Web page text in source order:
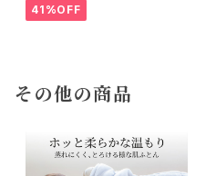
41%OFF
その他の商品